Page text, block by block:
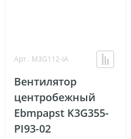
Арт.: M3G112-IA
Вентилятор
центробежный
Ebmpapst K3G355-
PI93-02